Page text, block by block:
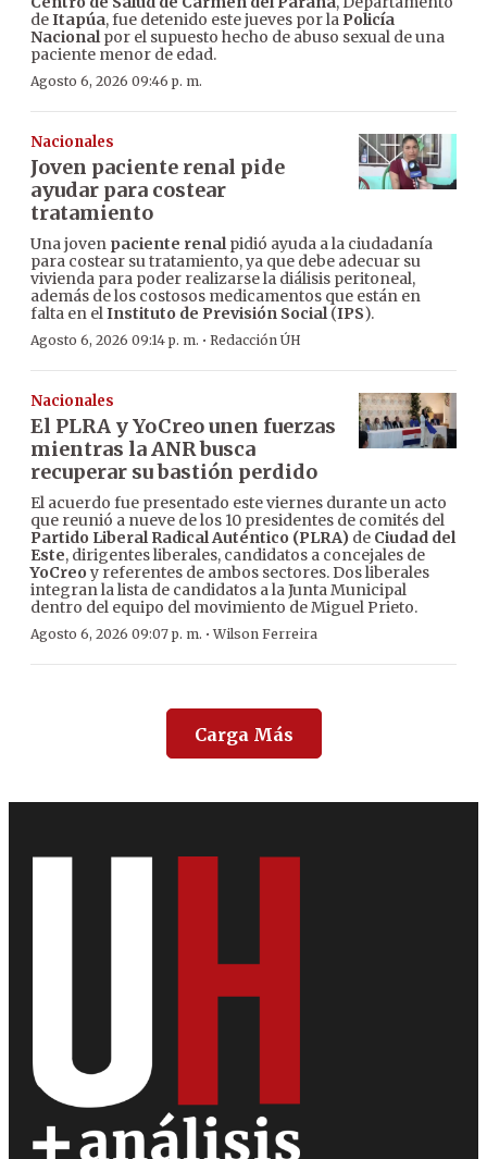
deItapúa, fue detenido este jueves por la Policía
Nacionalpor el supuesto hecho de abuso sexual de una
paciente menor de edad.
Agosto 6, 2026 09:46 p. m.
Nacionales
Joven paciente renal pide
ayudar para costear
tratamiento
Una joven paciente renalpidió ayuda a la ciudadanía
para costear su tratamiento, ya que debe adecuar su
vivienda para poder realizarse la diálisis peritoneal,
además de los costosos medicamentos que están en
falta en elInstituto de Previsión Social(IPS).
Agosto 6, 2026 09:14 p. m. · Redacción ÚH
Nacionales
El PLRA y YoCreo unen fuerzas
mientras la ANR busca
recuperar su bastión perdido
El acuerdo fue presentado este viernes durante un acto
que reunió a nueve de los 10 presidentes de comités del
Partido Liberal Radical Auténtico (PLRA) de Ciudad del
Este, dirigentes liberales, candidatos a concejales de
YoCreo y referentes de ambos sectores. Dos liberales
integran la lista de candidatos a la Junta Municipal
dentro del equipo del movimiento de Miguel Prieto.
Agosto 6, 2026 09:07 p. m. ·Wilson Ferreira
Carga Más